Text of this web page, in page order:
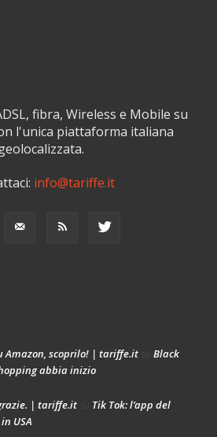
fibra, Wireless e Mobile su
l'unica piattaforma italiana
info@tariffe.it
Amazon, scoprilo! | tariffe.it
Black
abbia inizio
| tariffe.it
Tik Tok: l’app del
USA